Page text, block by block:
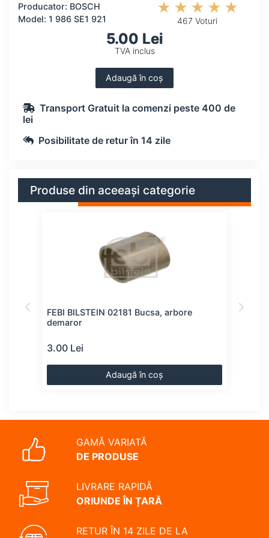
Producator: BOSCH
Model: 1 986 SE1 921
467 Voturi
5.00 Lei
TVA inclus
Adaugă în coș
Transport Gratuit la comenzi peste 400 de
lei
Posibilitate de retur în 14 zile
Produse din aceeași categorie
FEBI BILSTEIN 02181 Bucsa, arbore
demaror
3.00 Lei
Adaugă în coș
GAMĂ VARIATĂ
DE PRODUSE
LIVRARE RAPIDĂ
ORIUNDE ÎN ȚARĂ
RETUR ÎN 14 ZILE DE LA